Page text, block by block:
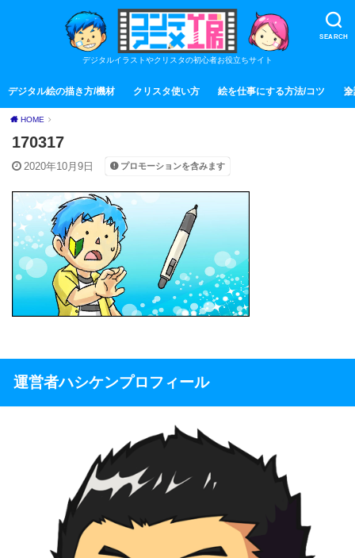
SEARCH
デジタルイラストやクリスタの初心者お役立ちサイト
デジタル絵の描き方/機材 クリスタ使い方 絵を仕事にする方法/コツ 全
HOME
170317
2020年10月9日 プロモーションを含みます
運営者ハシケンプロフィール